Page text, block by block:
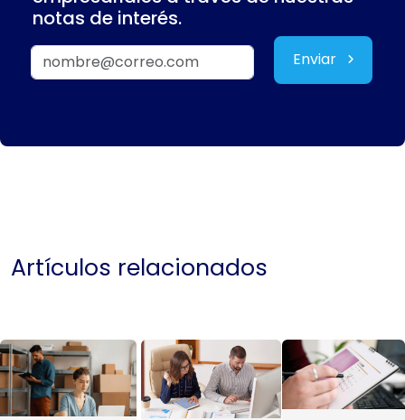
notas de interés.
Enviar
Artículos relacionados